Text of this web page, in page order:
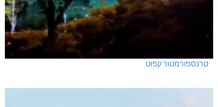
טרנספורמטור קפוט